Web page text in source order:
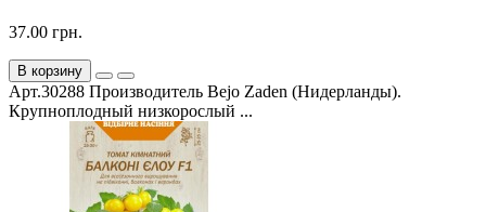
37.00 грн.
В корзину
Арт.30288 Производитель Bejo Zaden (Нидерланды).
Крупноплодный низкорослый ...